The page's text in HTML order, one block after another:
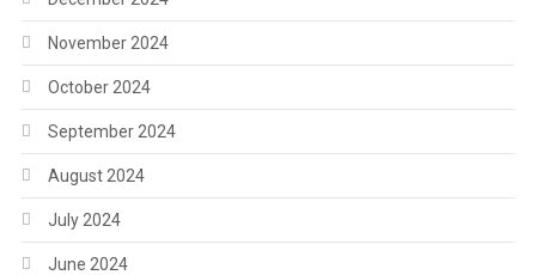
November 2024
October 2024
September 2024
August 2024
July 2024
June 2024